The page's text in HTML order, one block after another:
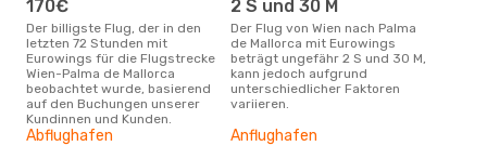
170€
Der billigste Flug, der in den
letzten 72 Stunden mit
Eurowings für die Flugstrecke
Wien-Palma de Mallorca
beobachtet wurde, basierend
auf den Buchungen unserer
Kundinnen und Kunden.
2 S und 30 M
Der Flug von Wien nach Palma
de Mallorca mit Eurowings
beträgt ungefähr 2 S und 30 M,
kann jedoch aufgrund
unterschiedlicher Faktoren
variieren.
Abflughafen Anflughafen